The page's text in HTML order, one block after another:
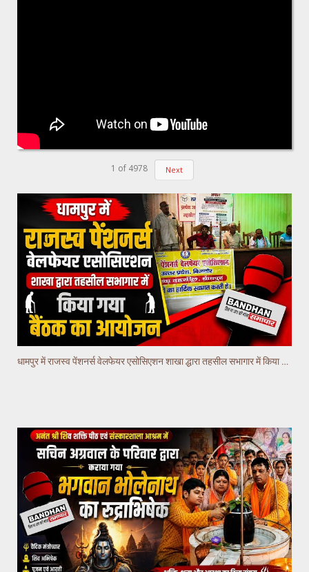
1 of 4978 Next
धामपुर में राजस्व पेंशनर्स वेलफेयर एसोसिएशन शाखा द्धारा तहसील सभागार में किया गया वैठक का आयोजन